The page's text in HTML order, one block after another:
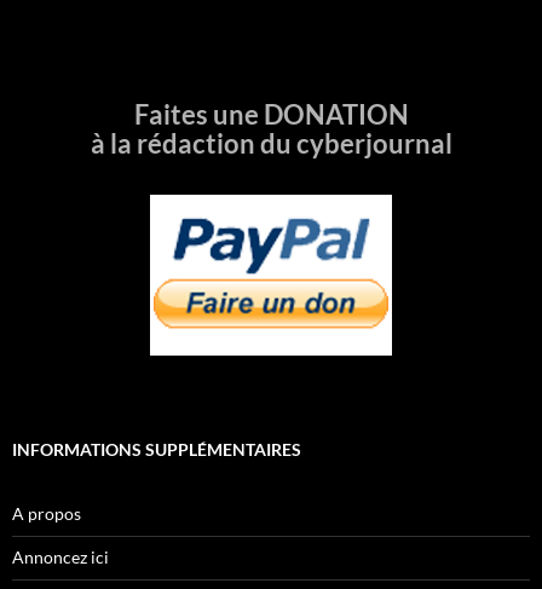
Faites une DONATION
à la rédaction du cyberjournal
INFORMATIONS SUPPLÉMENTAIRES
A propos
Annoncez ici